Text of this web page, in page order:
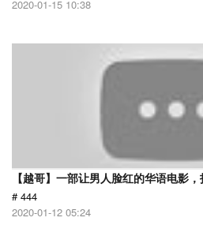
2020-01-15 10:38
【越哥】一部让男人脸红的华语电影
# 444
2020-01-12 05:24